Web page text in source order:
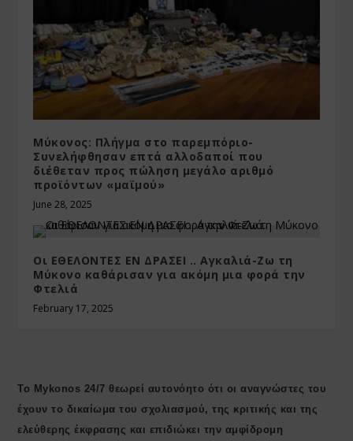
Μύκονος: Πλήγμα στο παρεμπόριο-
Συνελήφθησαν επτά αλλοδαποί που
διέθεταν προς πώληση μεγάλο αριθμό
προϊόντων «μαϊμού»
June 28, 2025
Οι ΕΘΕΛΟΝΤΕΣ ΕΝ ΔΡΑΣΕΙ .. Αγκαλιά-Ζω τη
Μύκονο καθάρισαν για ακόμη μια φορά την
Φτελιά
February 17, 2025
Το Mykonos 24/7 θεωρεί αυτονόητο ότι οι αναγνώστες του
έχουν το δικαίωμα του σχολιασμού, της κριτικής και της
ελεύθερης έκφρασης και επιδιώκει την αμφίδρομη